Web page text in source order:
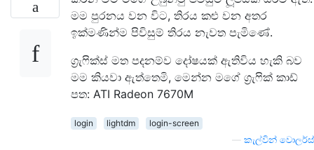
මම පුරනය වන විට, තිරය කළු වන අතර
ඉක්මණින්ම පිවිසුම් තිරය නැවත පැමිණේ.
ග්‍රැෆික්ස් මත පදනම්ව දෝෂයක් ඇතිවිය හැකි බව
මම කියවා ඇත්තෙමි, මෙන්න මගේ ග්‍රැෆික් කාඩ්
පත: ATI Radeon 7670M
login lightdm
login-screen
කැල්වින් වොලර්ස්